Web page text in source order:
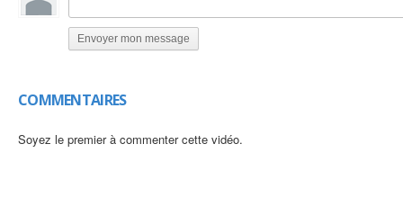
Envoyer mon message
COMMENTAIRES
Soyez le premier à commenter cette vidéo.